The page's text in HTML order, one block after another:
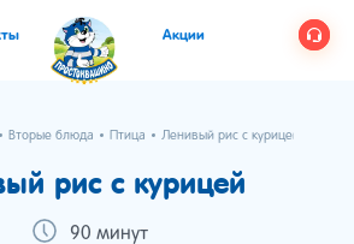
Акции
Вторые блюда Птица Ленивый рис с курицей
рис с курицей
90 минут